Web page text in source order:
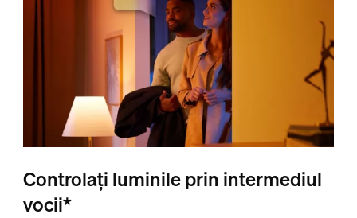
Controlați luminile prin intermediul
vocii*